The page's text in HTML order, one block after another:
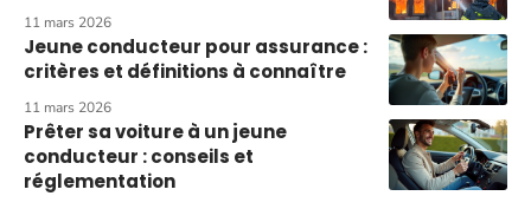
11 mars 2026
Jeune conducteur pour assurance :
critères et définitions à connaître
11 mars 2026
Prêter sa voiture à un jeune
conducteur : conseils et
réglementation